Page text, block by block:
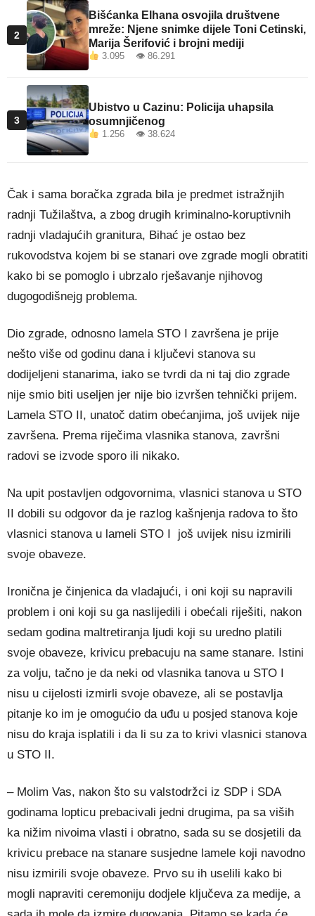
2
Bišćanka Elhana osvojila društvene
mreže: Njene snimke dijele Toni Cetinski,
Marija Šerifović i brojni mediji
3.095 👁 86.291
3
Ubistvo u Cazinu: Policija uhapsila
osumnjičenog
1.256 👁 38.624
Čak i sama boračka zgrada bila je predmet istražnjih
radnji Tužilaštva, a zbog drugih kriminalno-koruptivnih
radnji vladajućih granitura, Bihać je ostao bez
rukovodstva kojem bi se stanari ove zgrade mogli obratiti
kako bi se pomoglo i ubrzalo rješavanje njihovog
dugogodišnejg problema.
Dio zgrade, odnosno lamela STO I završena je prije
nešto više od godinu dana i ključevi stanova su
dodijeljeni stanarima, iako se tvrdi da ni taj dio zgrade
nije smio biti useljen jer nije bio izvršen tehnički prijem.
Lamela STO II, unatoč datim obećanjima, još uvijek nije
završena. Prema riječima vlasnika stanova, završni
radovi se izvode sporo ili nikako.
Na upit postavljen odgovornima, vlasnici stanova u STO
II dobili su odgovor da je razlog kašnjenja radova to što
vlasnici stanova u lameli STO I još uvijek nisu izmirili
svoje obaveze.
Ironična je činjenica da vladajući, i oni koji su napravili
problem i oni koji su ga naslijedili i obećali riješiti, nakon
sedam godina maltretiranja ljudi koji su uredno platili
svoje obaveze, krivicu prebacuju na same stanare. Istini
za volju, tačno je da neki od vlasnika tanova u STO I
nisu u cijelosti izmirli svoje obaveze, ali se postavlja
pitanje ko im je omogućio da uđu u posjed stanova koje
nisu do kraja isplatili i da li su za to krivi vlasnici stanova
u STO II.
– Molim Vas, nakon što su valstodržci iz SDP i SDA
godinama lopticu prebacivali jedni drugima, pa sa viših
ka nižim nivoima vlasti i obratno, sada su se dosjetili da
krivicu prebace na stanare susjedne lamele koji navodno
nisu izmirili svoje obaveze. Prvo su ih uselili kako bi
mogli napraviti ceremoniju dodjele ključeva za medije, a